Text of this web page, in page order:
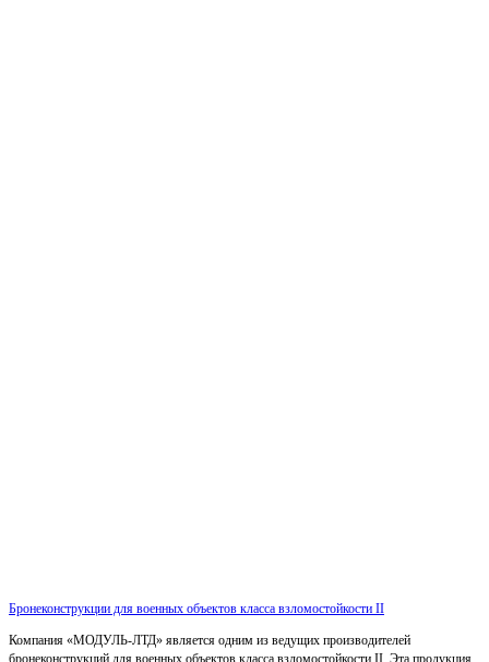
Бронеконструкции для военных объектов класса взломостойкости II
Компания «МОДУЛЬ-ЛТД» является одним из ведущих производителей